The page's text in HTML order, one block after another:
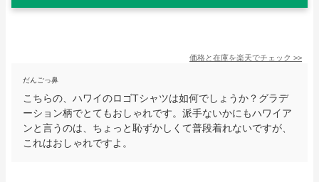
価格と在庫を楽天でチェック >>
だんごっ鼻
こちらの、ハワイのロゴTシャツは如何でしょうか？グラデ
ーション柄でとてもおしゃれです。派手ないかにもハワイア
ンと言うのは、ちょっと恥ずかしくて普段着れないですが、
これはおしゃれですよ。